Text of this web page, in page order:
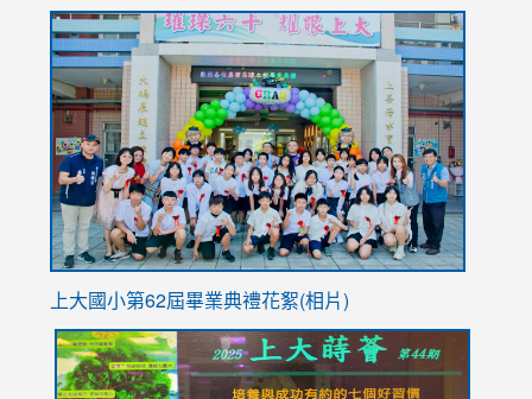
https://sites.google.com/stes.tyc.edu.tw/
上大國小第62屆畢業典禮花絮(相片)
link
to
link
to